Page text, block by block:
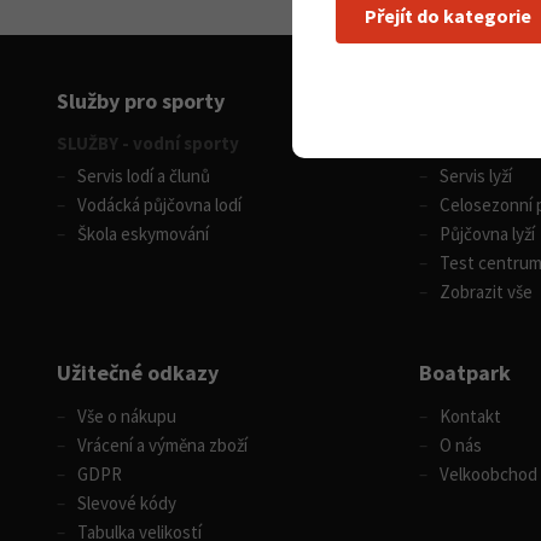
Služby pro sporty
SLUŽBY - vodní sporty
Servis lodí a člunů
Vodácká půjčovna lodí
Škola eskymování
Servis lyží
Celosezonní
Půjčovna lyží
Test
Zobrazit vše
Užitečné odkazy
Vše o nákupu
Vrácení a výměna zboží
GDPR
Slevové kódy
Tabulka velikostí
Boatpark
Kontakt
O nás
Velkoobchod
Přejít do kategorie